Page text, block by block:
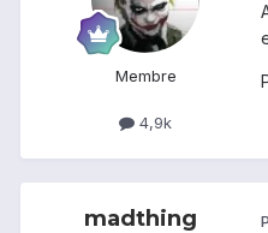
Membre
4,9k
madthing